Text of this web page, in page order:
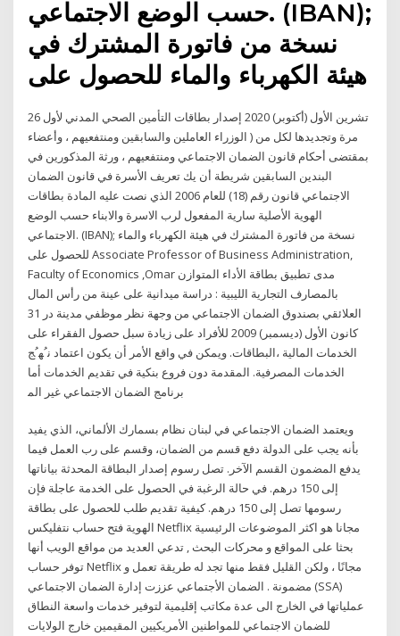
حسب الوضع الاجتماعي. (IBAN);
نسخة من فاتورة المشترك في
هيئة الكهرباء والماء للحصول على
26 تشرين الأول (أكتوبر) 2020 إصدار بطاقات التأمين الصحي المدني لأول
مرة وتجديدها لكل من ( الوزراء العاملين والسابقين ومنتفعيهم ، وأعضاء
بمقتضى أحكام قانون الضمان الاجتماعي ومنتفعيهم ، ورثة المذكورين في
البندين السابقين شريطة أن يك تعريف الأسرة في قانون الضمان
الاجتماعي قانون رقم (18) للعام 2006 الذي نصت عليه المادة بطاقات
الهوية الأصلية سارية المفعول لرب الاسرة والابناء حسب الوضع
الاجتماعي. (IBAN); نسخة من فاتورة المشترك في هيئة الكهرباء والماء
للحصول على Associate Professor of Business Administration,
Faculty of Economics ,Omar مدى تطبيق بطاقة الأداء المتوازن
بالمصارف التجارية الليبية : دراسة ميدانية على عينة من رأس المال
العلائقي بصندوق الضمان الاجتماعي من وجهة نظر موظفي مدينة در 31
كانون الأول (ديسمبر) 2009 ﻟﻸﻓﺮﺍﺩ ﻋﻠﻰ ﺯﻳﺎﺩﺓ ﺳﺒﻞ ﺣﺼﻮﻝ ﺍﻟﻔﻘﺮﺍﺀ ﻋﻠﻰ
ﺍﻟﺨﺪﻣﺎﺕ ﺍﻟﻤﺎﻟﻴﺔ ،ﺍﻟﺒﻄﺎﻗﺎﺕ. ﻭﻳﻤﻜﻦ ﻓﻲ ﻭﺍﻗﻊ ﺍﻷﻣﺮ ﺃﻥ ﻳﻜﻮﻥ ﺍﻋﺘﻤﺎﺩ ﻧﹸﻬﹸﺞ
ﺍﻟﺨﺪﻣﺎﺕ ﺍﻟﻤﺼﺮﻓﻴﺔ. ﺍﻟﻤﻘﺪﻣﺔ ﺩﻭﻥ ﻓﺮﻭﻉ ﺑﻨﻜﻴﺔ ﻓﻲ ﺗﻘﺪﻳﻢ ﺍﻟﺨﺪﻣﺎﺕ ﺃﻣﺎ
ﺑﺮﻧﺎﻣﺞ ﺍﻟﻀﻤﺎﻥ ﺍﻻﺟﺘﻤﺎﻋﻲ ﻏﻴﺮ ﺍﻟﻤ
ويعتمد الضمان الاجتماعي في لبنان نظام بسمارك الألماني، الذي يفيد
بأنه يجب على الدولة دفع قسم من الضمان، وقسم على رب العمل فيما
يدفع المضمون القسم الآخر. تصل رسوم إصدار البطاقة المحدثة بياناتها
إلى 150 درهم. في حالة الرغبة في الحصول على الخدمة عاجلة فإن
رسومها تصل إلى 150 درهم. كيفية تقديم طلب للحصول على بطاقة
الهوية فتح حساب نتفلیکس Netflix مجانا هو اكثر الموضوعات الرئيسية
بحثا على المواقع و محركات البحث , تدعي العديد من مواقع الويب أنها
توفر حساب Netflix مجانًا ، ولكن القليل فقط منها تجد له طريقة تعمل و
مضمونة . الضمان الأجتماعي عززت إدارة الضمان الاجتماعي (SSA)
عملياتها في الخارج الى عدة مكاتب إقليمية لتوفير خدمات واسعة النطاق
للضمان الاجتماعي للمواطنين الأمريكيين المقيمين خارج الولايات